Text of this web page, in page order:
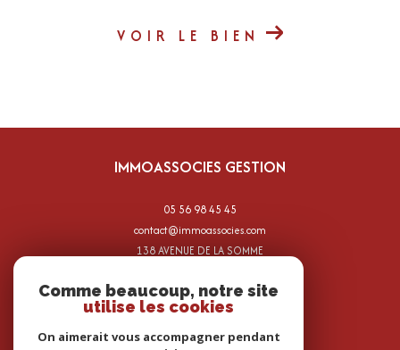
VOIR LE BIEN
IMMOASSOCIES GESTION
05 56 98 45 45
contact@immoassocies.com
138 AVENUE DE LA SOMME
Comme beaucoup, notre site
utilise les cookies
On aimerait vous accompagner pendant